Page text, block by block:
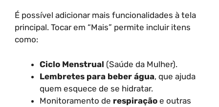
É possível adicionar mais funcionalidades à tela
principal. Tocar em “Mais” permite incluir itens
como:
Ciclo Menstrual (Saúde da Mulher).
Lembretes para beber água, que ajuda
quem esquece de se hidratar.
Monitoramento de respiração e outras